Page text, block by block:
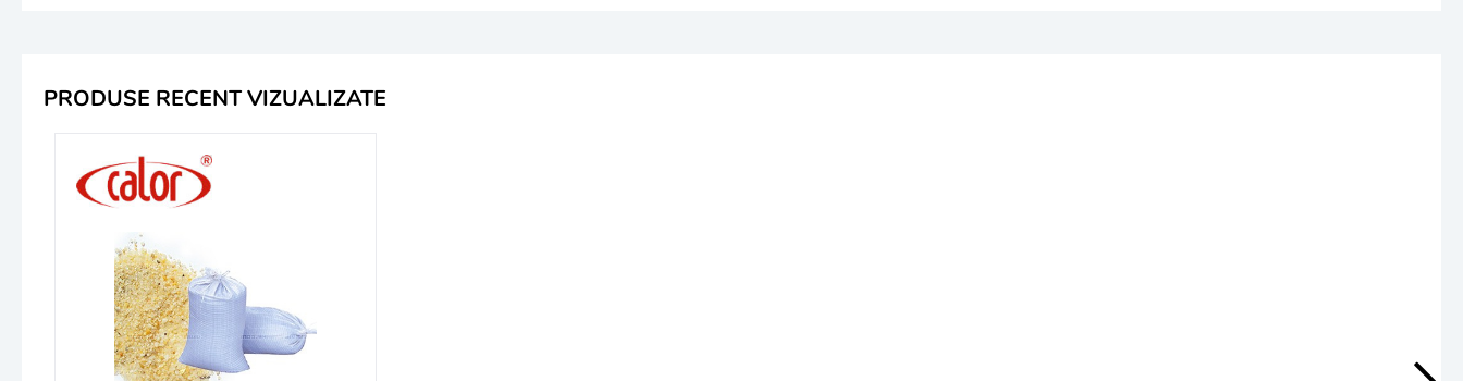
PRODUSE RECENT VIZUALIZATE